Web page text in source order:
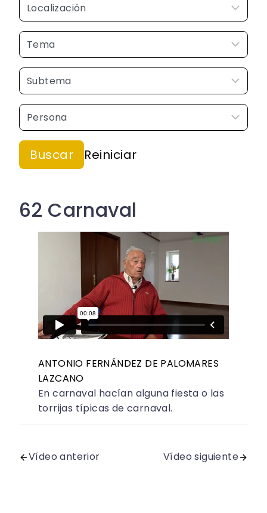
62 Carnaval
ANTONIO FERNÁNDEZ DE PALOMARES
LAZCANO
En carnaval hacían alguna fiesta o las
torrijas típicas de carnaval.
Vídeo anterior Vídeo siguiente